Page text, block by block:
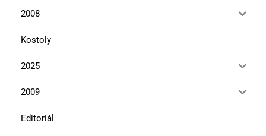
2008
Kostoly
2025
2009
Editoriál